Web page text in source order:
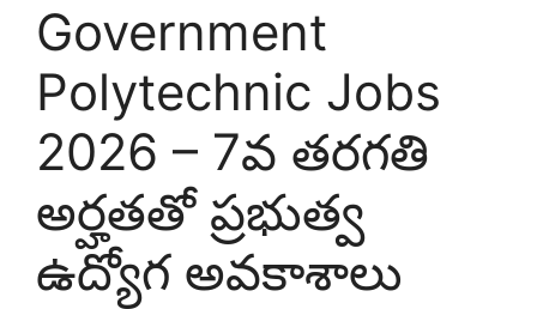
Government
Polytechnic Jobs
2026 – 7వ తరగతి
అర్హతతో ప్రభుత్వ
ఉద్యోగ అవకాశాలు